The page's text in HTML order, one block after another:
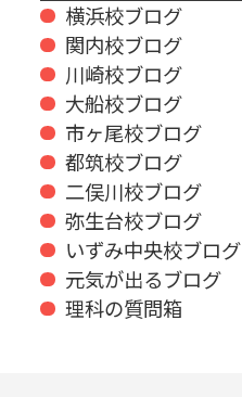
横浜校ブログ
関内校ブログ
川崎校ブログ
大船校ブログ
市ヶ尾校ブログ
都筑校ブログ
二俣川校ブログ
弥生台校ブログ
いずみ中央校ブログ
元気が出るブログ
理科の質問箱